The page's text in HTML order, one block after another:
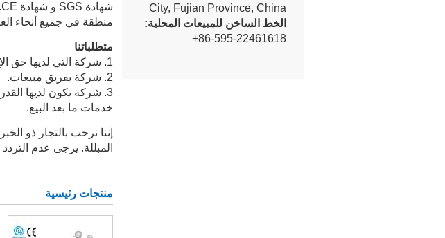
City, Fujian Province, China
الخط الساخن للمبيعات المحلية:
+86-595-22461618
منطقة في جميع أنحاء
متطلباتنا
1. شركة التي لديها حق الإستيراد.
2. شركة بفريق مبيعات.
3. شركة تكون لديها
خدمات ما بعد البيع.
إننا نرحب بالتجار ذو
المبللة. يرجى عدم التردد
منتجات رئيسية